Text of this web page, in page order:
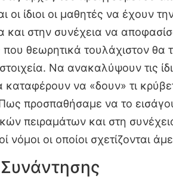
οι ίδιοι οι μαθητές να
και στην συνέχεια να
που θεωρητικά τουλάχιστον
Να ανακαλύψουν τις
καταφέρουν να «δουν» τι
προσπαθήσαμε να το
πειραμάτων και στη
νόμοι οι οποίοι